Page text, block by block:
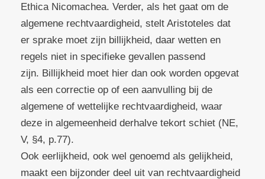
Ethica Nicomachea. Verder, als het gaat om de
algemene rechtvaardigheid, stelt Aristoteles dat
er sprake moet zijn billijkheid, daar wetten en
regels niet in specifieke gevallen passend
zijn. Billijkheid moet hier dan ook worden opgevat
als een correctie op of een aanvulling bij de
algemene of wettelijke rechtvaardigheid, waar
deze in algemeenheid derhalve tekort schiet (NE,
V, §4, p.77).
Ook eerlijkheid, ook wel genoemd als gelijkheid,
maakt een bijzonder deel uit van rechtvaardigheid